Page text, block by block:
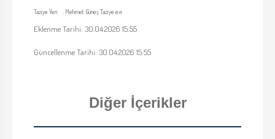
Taziye Yeri : Mehmet Güneş Taziye evi
Eklenme Tarihi: 30.04.2026 15:55
Güncellenme Tarihi: 30.04.2026 15:55
Diğer İçerikler